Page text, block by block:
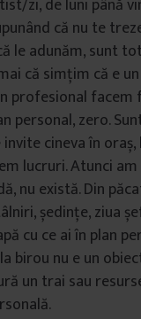
zi, de luni până
că nu te
le adunăm, sunt
că simțim că e
profesional
personal, zero.
cineva în oraș,
lucruri. Atunci
nu există. Din
ședințe, ziua
cu ce ai în plan
birou nu e un
un trai sau